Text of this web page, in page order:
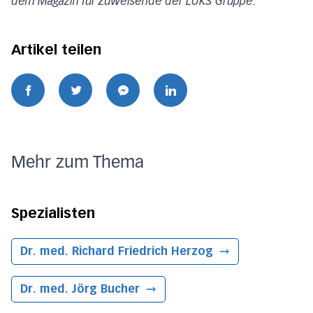
Artikel teilen
Mehr zum Thema
Spezialisten
Dr. med. Richard Friedrich Herzog
Dr. med. Jörg Bucher